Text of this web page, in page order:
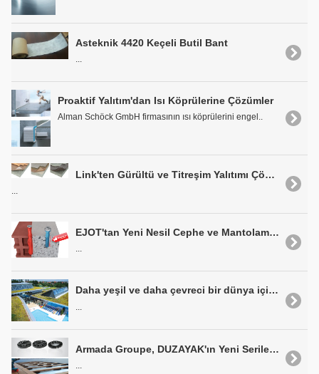
Asteknik 4420 Keçeli Butil Bant
...
Proaktif Yalıtım'dan Isı Köprülerine Çözümler
Alman Schöck GmbH firmasının ısı köprülerini engel..
Link'ten Gürültü ve Titreşim Yalıtımı Çözümleri
...
EJOT'tan Yeni Nesil Cephe ve Mantolama Dübelleri
...
Daha yeşil ve daha çevreci bir dünya için BTM Optigreen
Armada Groupe, DUZAYAK'ın Yeni Serilerini Tanıttı